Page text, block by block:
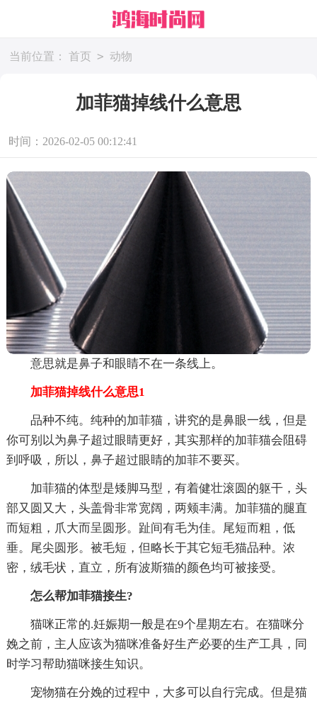
当前位置： 首页 > 动物
加菲猫掉线什么意思
时间：2026-02-05 00:12:41
意思就是鼻子和眼睛不在一条线上。
加菲猫掉线什么意思1
品种不纯。纯种的加菲猫，讲究的是鼻眼一线，但是
你可别以为鼻子超过眼睛更好，其实那样的加菲猫会阻碍
到呼吸，所以，鼻子超过眼睛的加菲不要买。
加菲猫的体型是矮脚马型，有着健壮滚圆的躯干，头
部又圆又大，头盖骨非常宽阔，两颊丰满。加菲猫的腿直
而短粗，爪大而呈圆形。趾间有毛为佳。尾短而粗，低
垂。尾尖圆形。被毛短，但略长于其它短毛猫品种。浓
密，绒毛状，直立，所有波斯猫的颜色均可被接受。
怎么帮加菲猫接生?
猫咪正常的.妊娠期一般是在9个星期左右。在猫咪分
娩之前，主人应该为猫咪准备好生产必要的生产工具，同
时学习帮助猫咪接生知识。
宠物猫在分娩的过程中，大多可以自行完成。但是猫